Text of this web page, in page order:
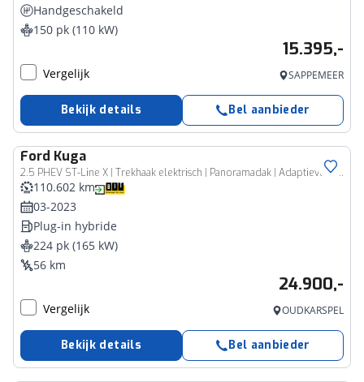
Handgeschakeld
150 pk (110 kW)
15.395,-
Vergelijk SAPPEMEER
Bekijk details Bel aanbieder
Ford Kuga
2.5 PHEV ST-Line X | Trekhaak elektrisch | Panoramadak | Adaptieve cruise | B&O Sound | Rijklaarprijs - incl.garantie
110.602 km
03-2023
Plug-in hybride
224 pk (165 kW)
56 km
24.900,-
Vergelijk OUDKARSPEL
Bekijk details Bel aanbieder